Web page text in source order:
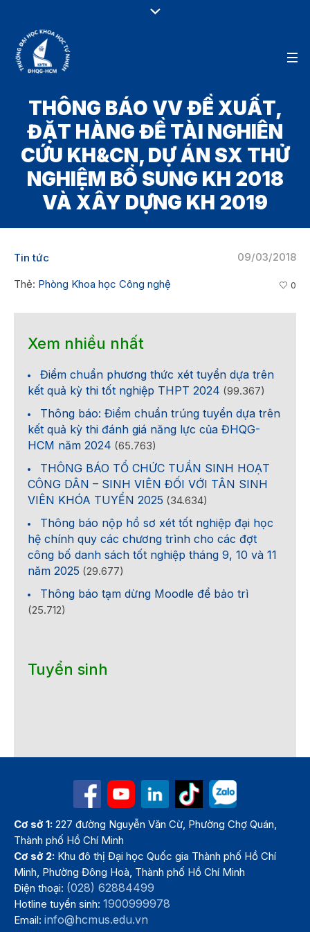
THÔNG BÁO VV ĐỀ XUẤT,
ĐẶT HÀNG ĐỀ TÀI NGHIÊN
CỨU KH&CN, DỰ ÁN SX THỬ
NGHIỆM BỔ SUNG KH 2018
VÀ XÂY DỰNG KH 2019
09/03/2018
Tin tức
Thẻ: Phòng Khoa học Công nghệ 0
Xem nhiều nhất
Điểm chuẩn phương thức xét tuyển dựa trên
kết quả kỳ thi tốt nghiệp THPT 2024 (99.367)
Thông báo: Điểm chuẩn trúng tuyển dựa trên
kết quả kỳ thi đánh giá năng lực của ĐHQG-
HCM năm 2024 (65.763)
THÔNG BÁO TỔ CHỨC TUẦN SINH HOẠT
CÔNG DÂN – SINH VIÊN ĐỐI VỚI TÂN SINH
VIÊN KHÓA TUYỂN 2025 (34.634)
Thông báo nộp hồ sơ xét tốt nghiệp đại học
hệ chính quy các chương trình cho các đợt
công bố danh sách tốt nghiệp tháng 9, 10 và 11
năm 2025 (29.677)
Thông báo tạm dừng Moodle để bảo trì
(25.712)
Tuyển sinh
Cơ sở 1: 227 đường Nguyễn Văn Cừ, Phường Chợ Quán,
Thành phố Hồ Chí Minh
Cơ sở 2: Khu đô thị Đại học Quốc gia Thành phố Hồ Chí
Minh, Phường Đông Hoà, Thành phố Hồ Chí Minh
Điện thoại: (028) 62884499
Hotline tuyển sinh:1900999978
Email:info@hcmus.edu.vn